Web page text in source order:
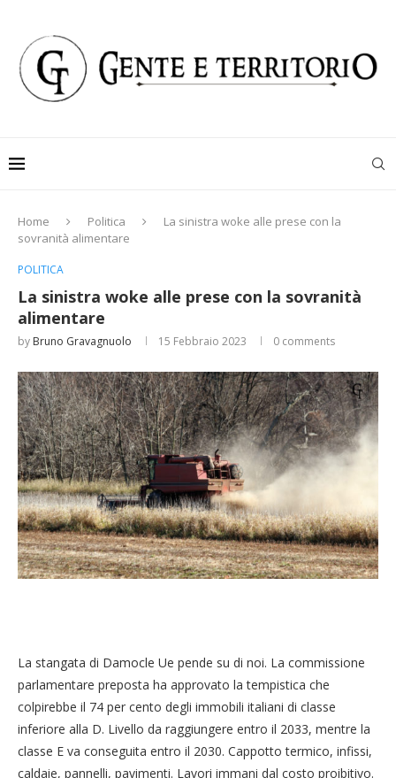
Home Politica
La sinistra woke alle prese con la
sovranità alimentare
POLITICA
La sinistra woke alle prese con la sovranità
alimentare
by Bruno Gravagnuolo 15 Febbraio 2023 0 comments
La stangata di Damocle Ue pende su di noi. La commissione
parlamentare preposta ha approvato la tempistica che
colpirebbe il 74 per cento degli immobili italiani di classe
inferiore alla D. Livello da raggiungere entro il 2033, mentre la
classe E va conseguita entro il 2030. Cappotto termico, infissi,
caldaie, pannelli, pavimenti. Lavori immani dal costo proibitivo.